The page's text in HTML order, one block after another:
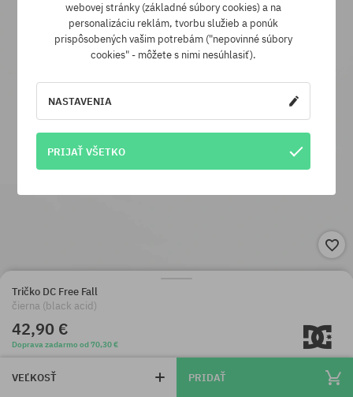
Tričko DC Free Fall
čierna (black acid)
42,90 €
Doprava zadarmo od 70,30 €
VEĽKOSŤ PRIDAŤ
webovej stránky (základné súbory cookies) a na
personalizáciu reklám, tvorbu služieb a ponúk
prispôsobených vašim potrebám ("nepovinné súbory
cookies" - môžete s nimi nesúhlasiť).
NASTAVENIA
PRIJAŤ VŠETKO